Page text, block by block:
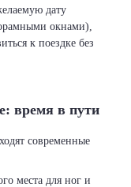
дату
окнами),
к поездке без
время в пути
современные
места для ног и